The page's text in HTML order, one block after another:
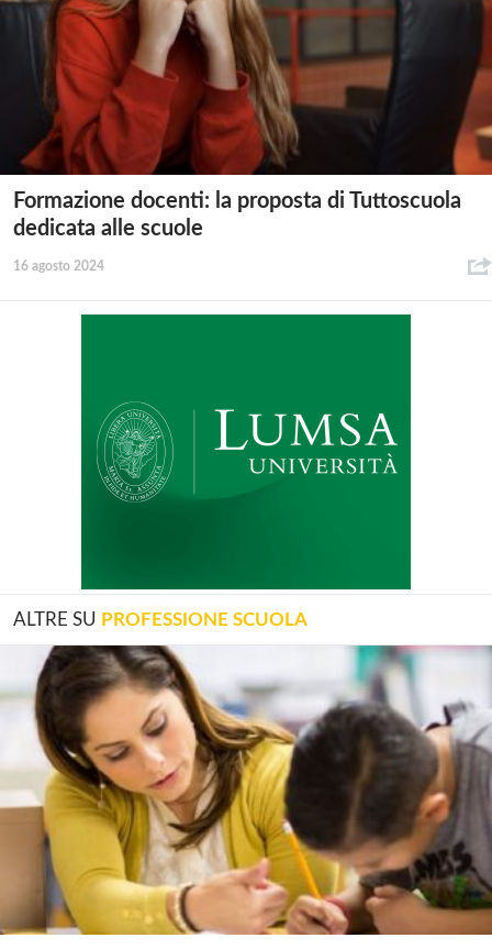
Formazione docenti: la proposta di Tuttoscuola
dedicata alle scuole
16 agosto 2024
ALTRE SU PROFESSIONE SCUOLA